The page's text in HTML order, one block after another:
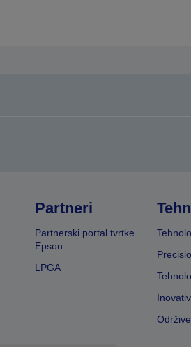
Partneri
Partnerski portal tvrtke
Epson
LPGA